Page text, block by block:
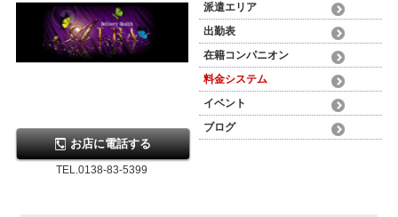
お店に電話する
TEL.0138-83-5399
派遣エリア
出勤表
在籍コンパニオン
料金システム
イベント
ブログ